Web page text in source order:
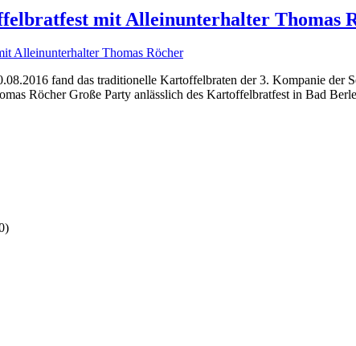
mit Alleinunterhalter Thomas
fand das traditionelle Kartoffelbraten der 3. Kompanie
Röcher Große Party anlässlich des Kartoffelbratfest in Bad